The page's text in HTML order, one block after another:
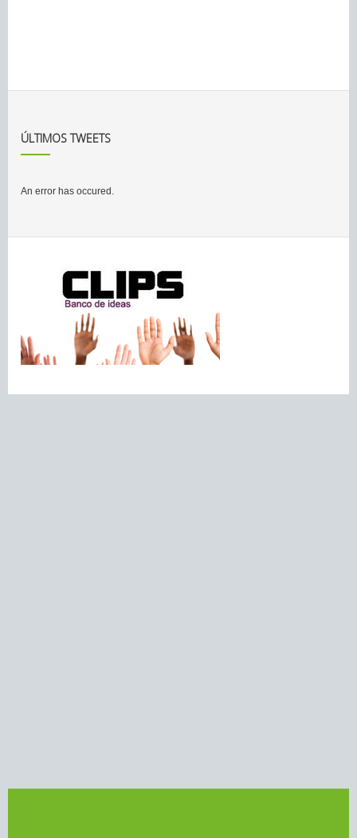
ÚLTIMOS TWEETS
An error has occured.